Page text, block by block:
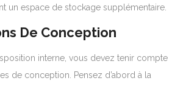
un espace de stockage supplémentaire.
De Conception
interne, vous devez tenir compte
de conception. Pensez d’abord à la